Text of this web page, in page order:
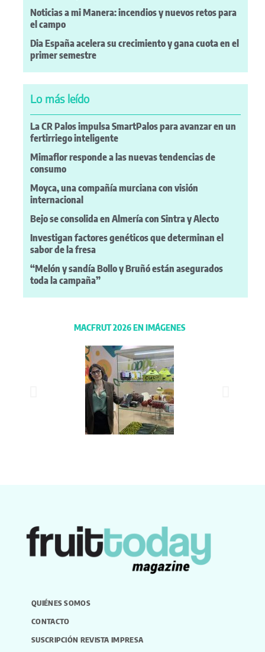
Noticias a mi Manera: incendios y nuevos retos para
el campo
Dia España acelera su crecimiento y gana cuota en el
primer semestre
Lo más leído
La CR Palos impulsa SmartPalos para avanzar en un
fertirriego inteligente
Mimaflor responde a las nuevas tendencias de
consumo
Moyca, una compañía murciana con visión
internacional
Bejo se consolida en Almería con Sintra y Alecto
Investigan factores genéticos que determinan el
sabor de la fresa
“Melón y sandía Bollo y Bruñó están asegurados
toda la campaña”
MACFRUT 2026 EN IMÁGENES
QUIÉNES SOMOS
CONTACTO
SUSCRIPCIÓN REVISTA IMPRESA